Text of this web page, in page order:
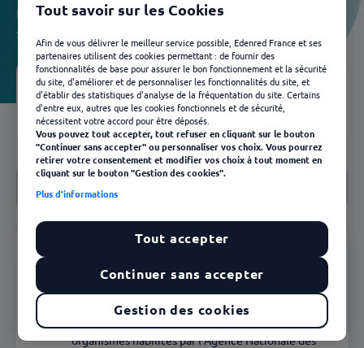
Laissez-vous guider et découvrez, en quelques clics, les
solutions Edenred les plus adaptées à votre besoin.
03 Votre FAQ
Retour
Notre FAQ
CESU préfinancé, CESU bancaire,
CESU déclaratif... quelle est la
différence ?
Le CESU préfinancé
C’est un titre spécial de paiement émis par des
organismes habilités par l’Agence Nationale des
Tout savoir sur les Cookies
Afin de vous délivrer le meilleur service possible, Edenred France et ses
partenaires utilisent des cookies permettant : de fournir des
fonctionnalités de base pour assurer le bon fonctionnement et la sécurité
du site, d'améliorer et de personnaliser les fonctionnalités du site, et
d'établir des statistiques d'analyse de la fréquentation du site. Certains
d'entre eux, autres que les cookies fonctionnels et de sécurité,
nécessitent votre accord pour être déposés.
Vous pouvez tout accepter, tout refuser en cliquant sur le bouton
"Continuer sans accepter" ou personnaliser vos choix. Vous pourrez
retirer votre consentement et modifier vos choix à tout moment en
cliquant sur le bouton "Gestion des cookies".
Plus d'informations
Gestion des cookies
Continuer sans accepter
Tout accepter